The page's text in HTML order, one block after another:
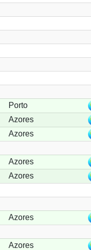
Porto
Azores
Azores
Azores
Azores
Azores
Azores